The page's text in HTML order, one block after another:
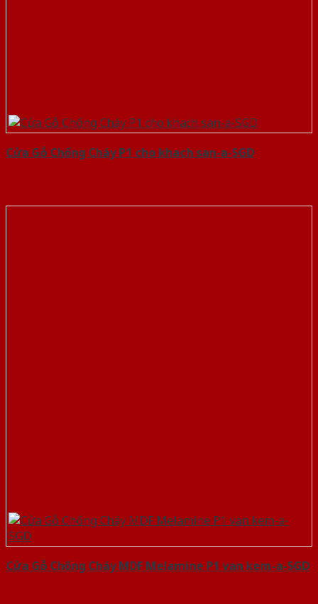
Cửa Gỗ Chống Cháy P1 cho khach san-a-SGD
Cửa Gỗ Chống Cháy MDF Melamine P1 van kem-a-SGD